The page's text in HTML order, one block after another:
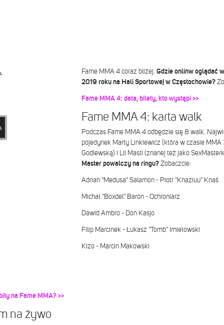
Fame MMA 4 coraz bliżej. Gdzie onlinw oglądać
2019 roku na Hali Sportowej w Częstochowie?
Fame MMA 4: data, bilety, kto wystąpi >>
Fame MMA 4: karta walk
Podczas Fame MMA 4 odbędzie się 8 walk.
pojedynek Marty Linkiewicz (która w czasie MMA
Godlewską) i Lil Masti (znanej też jako
Master powalczy na ringu?Zobaczcie:
Adrian "Medusa" Salamon - Piotr "Knaziuu" Knaś
Michał "Boxdel" Baron - Ochroniarz
Dawid Ambro - Don Kasjo
Filip Marcinek - Łukasz "Tomb" Imiełowski
Kizo - Marcin Makowski
na Fame MMA? >>
na żywo